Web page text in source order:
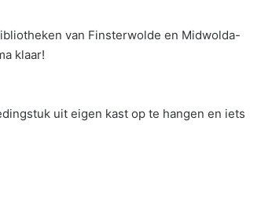
van Finsterwolde en Midwolda-
klaar!
uit eigen kast op te hangen en iets